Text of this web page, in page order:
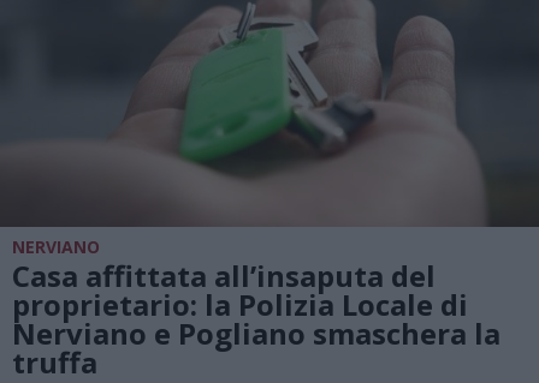
NERVIANO
Casa affittata all’insaputa del
proprietario: la Polizia Locale di
Nerviano e Pogliano smaschera la
truffa